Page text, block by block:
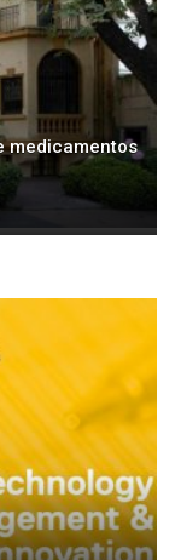
medicamentos